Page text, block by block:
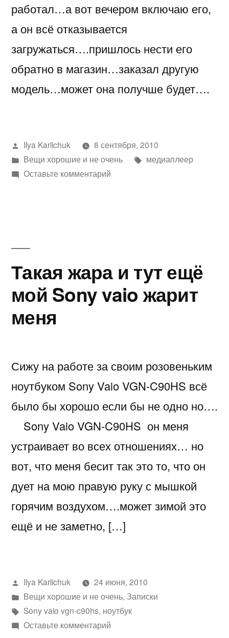
работал…а вот вечером включаю его,
а он всё отказывается
загружаться….пришлось нести его
обратно в магазин…заказал другую
модель…может она получше будет….
Написано
автором
Ilya Karlichuk
8 сентября, 2010
Написано
в
Вещи хорошие и не очень Метки:
медиаплеер
Оставьте комментарийк
Такая жара и тут ещё
мой Sony vaio жарит
меня
Сижу на работе за своим розовеньким
ноутбуком Sony Vaio VGN-C90HS всё
было бы хорошо если бы не одно но….
Sony Vaio VGN-C90HS он меня
устраивает во всех отношениях… но
вот, что меня бесит так это то, что он
дует на мою правую руку с мышкой
горячим воздухом….может зимой это
ещё и не заметно, […]
Написано
автором
Ilya Karlichuk
24 июня, 2010
Написано
в
Вещи хорошие и не очень, Записки
Метки:
Sony vaio vgn-c90hs, ноутбук
Оставьте комментарийк